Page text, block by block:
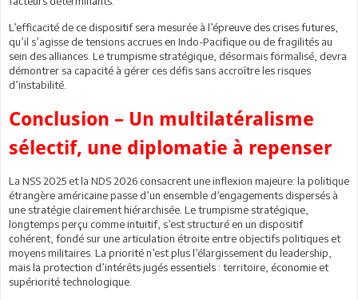
L’efficacité de ce dispositif sera mesurée à l’épreuve des crises futures,
qu’il s’agisse de tensions accrues en Indo-Pacifique ou de fragilités au
sein des alliances. Le trumpisme stratégique, désormais formalisé, devra
démontrer sa capacité à gérer ces défis sans accroître les risques
d’instabilité.
Conclusion – Un multilatéralisme
sélectif, une diplomatie à repenser
La NSS 2025 et la NDS 2026 consacrent une inflexion majeure: la politique
étrangère américaine passe d’un ensemble d’engagements dispersés à
une stratégie clairement hiérarchisée. Le trumpisme stratégique,
longtemps perçu comme intuitif, s’est structuré en un dispositif
cohérent, fondé sur une articulation étroite entre objectifs politiques et
moyens militaires. La priorité n’est plus l’élargissement du leadership,
mais la protection d’intérêts jugés essentiels : territoire, économie et
supériorité technologique.